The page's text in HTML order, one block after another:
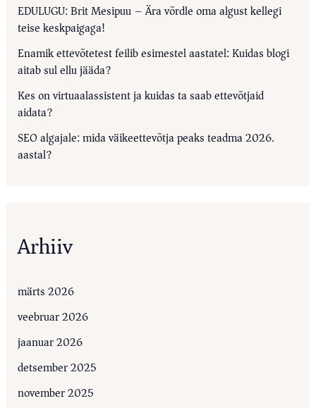
EDULUGU: Brit Mesipuu – Ära võrdle oma algust kellegi
teise keskpaigaga!
Enamik ettevõtetest feilib esimestel aastatel: Kuidas blogi
aitab sul ellu jääda?
Kes on virtuaalassistent ja kuidas ta saab ettevõtjaid
aidata?
SEO algajale: mida väikeettevõtja peaks teadma 2026.
aastal?
Arhiiv
märts 2026
veebruar 2026
jaanuar 2026
detsember 2025
november 2025